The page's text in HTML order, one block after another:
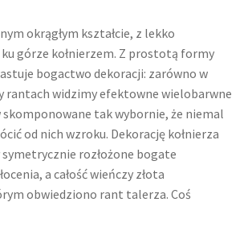
okrągłym kształcie, z lekko
górze kołnierzem. Z prostotą formy
bogactwo dekoracji: zarówno w
rantach widzimy efektowne wielobarwne
tak wybornie, że niemal
od nich wzroku. Dekorację kołnierza
rozłożone bogate
a całość wieńczy złota
obwiedziono rant talerza. Coś